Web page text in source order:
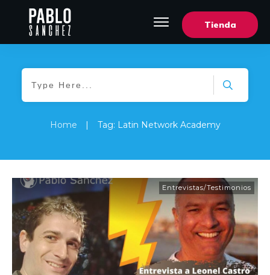
Tienda
Home Tag: Latin Network Academy
Entrevistas/Testimonios